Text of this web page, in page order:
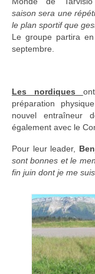
saison sera une
le plan sportif que
Le groupe partira
septembre.
Les nordiques
préparation
nouvel entraîneur
également avec le
Pour leur leader,
sont bonnes et le
fin juin dont je me